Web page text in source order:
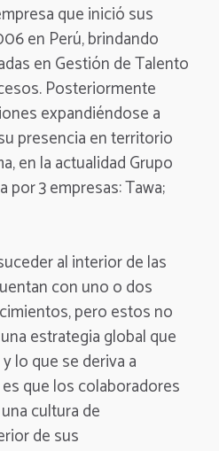
que inició sus
en Perú, brindando
en Gestión de Talento
Posteriormente
expandiéndose a
presencia en territorio
en la actualidad Grupo
3 empresas: Tawa;
al interior de las
con uno o dos
pero estos no
estrategia global que
lo que se deriva a
que los colaboradores
cultura de
de sus